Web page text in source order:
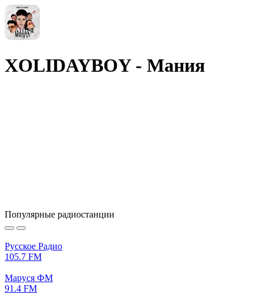
XOLIDAYBOY - Мания
Популярные радиостанции
Русское Радио
105.7 FM
Маруся ФМ
91.4 FM